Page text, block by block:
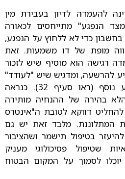
להעמדה לדיון בעבירת מין
הנפגע" מתייחסים לכאורה
כדי לא ללחוץ על הנפגע,
מופת של דו משמעות. זאת
רגישה הוא מוסיף שיש לזכור
להרשעה, ומדגיש שיש "לעודד"
את הנפגעים לתת מידע נוסף (ראו סעיף 32). כנראה
בהירה של ההנחיה מותירה
דווקא לטובת ה"אינטרס
המתלוננת. מלבד זאת יש גם
בטיפול תישמר ושהציבור
שטיפול פסיכולוגי מעניק
יוכלו לסמוך על המקום הבטוח